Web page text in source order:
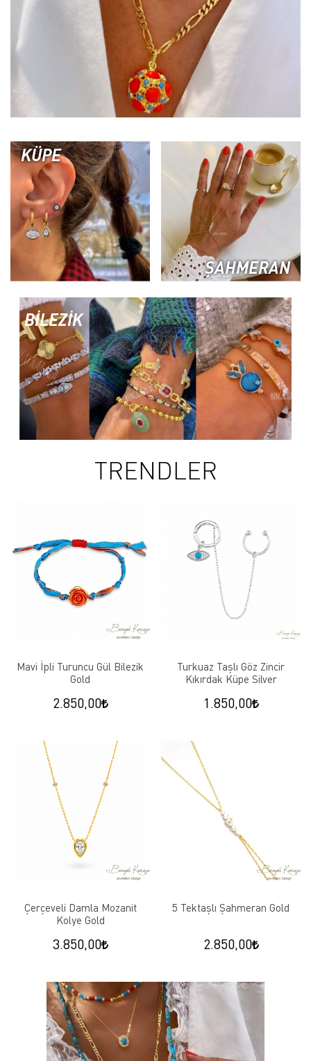
KÜPE
ŞAHMERAN
BİLEZİK
TRENDLER
Mavi İpli Turuncu Gül Bilezik
Gold
2.850,00
Turkuaz Taşlı Göz Zincir
Kıkırdak Küpe Silver
1.850,00
Çerçeveli Damla Mozanit
Kolye Gold
3.850,00
5 Tektaşlı Şahmeran Gold
2.850,00